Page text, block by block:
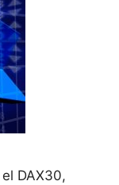
DAX30,